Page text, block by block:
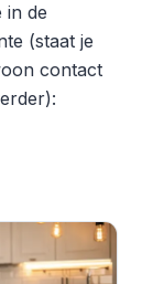
in de
(staat je
contact